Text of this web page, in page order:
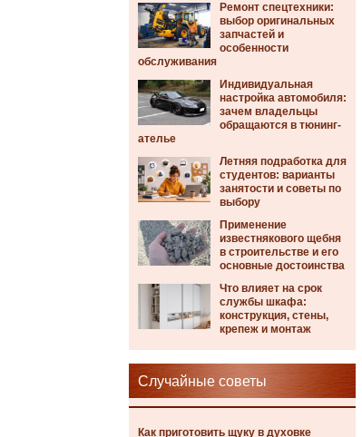
Ремонт спецтехники:
выбор оригинальных
запчастей и
особенности
обслуживания
Индивидуальная
настройка автомобиля:
зачем владельцы
обращаются в тюнинг-
ателье
Летняя подработка для
студентов: варианты
занятости и советы по
выбору
Применение
известнякового щебня
в строительстве и его
основные достоинства
Что влияет на срок
службы шкафа:
конструкция, стены,
крепеж и монтаж
Случайные советы
Как приготовить щуку в духовке